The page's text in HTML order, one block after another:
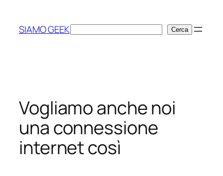
contenuto
SIAMO GEEKCerca Cerca
Vogliamo anche noi
una connessione
internet così